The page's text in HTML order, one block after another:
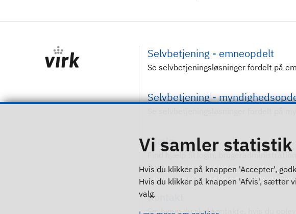
Vi samler
Hvis du klikker på knappen 'Accepter',
Hvis du klikker på knappen 'Afvis', sætter
valg.
Selvbetjening - emneopdelt
Se selvbetjeningsløsninger fordelt på
Selvbetjening -
Hjælp
Post
Kontakt
Se, hvem du skal kontakte, hvis du